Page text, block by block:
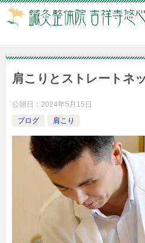
肩こりとストレートネ
公開日： 2024年5月15日
ブログ
肩こり